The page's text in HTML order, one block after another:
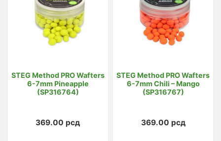
STEG Method PRO Wafters
6-7mm Pineapple
(SP316764)
369.00 рсд
STEG Method PRO Wafters
6-7mm Chili – Mango
(SP316767)
369.00 рсд